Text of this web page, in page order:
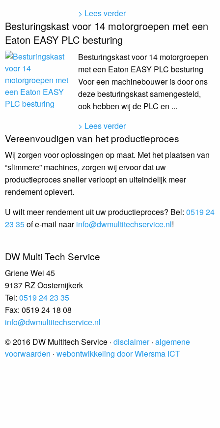
> Lees verder
Besturingskast voor 14 motorgroepen met een
Eaton EASY PLC besturing
Besturingskast voor 14 motorgroepen
met een Eaton EASY PLC besturing
Voor een machinebouwer is door ons
deze besturingskast samengesteld,
ook hebben wij de PLC en ...
> Lees verder
Vereenvoudigen van het productieproces
Wij zorgen voor oplossingen op maat. Met het plaatsen van
“slimmere” machines, zorgen wij ervoor dat uw
productieproces sneller verloopt en uiteindelijk meer
rendement oplevert.
U wilt meer rendement uit uw productieproces? Bel: 0519 24
23 35of e-mail naarinfo@dwmultitechservice.nl!
DW Multi Tech Service
Griene Wei 45
9137 RZ Oosternijkerk​
Tel: 0519 24 23 35
Fax: 0519 24 18 08
info@dwmultitechservice.nl
© 2016 DW Multitech Service · disclaimer· algemene
voorwaarden · webontwikkeling door Wiersma ICT